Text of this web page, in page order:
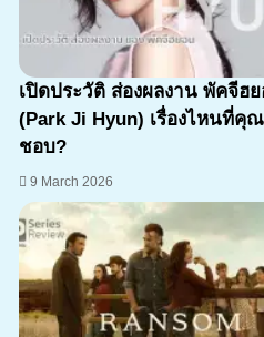
เปิดประวัติ ส่องผลงาน พัคจีฮ
(Park Ji Hyun) เรื่องไหนที่คุ
ชอบ?
9 March 2026